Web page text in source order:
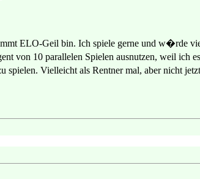
ELO-Geil bin. Ich spiele gerne und w�rde
10 parallelen Spielen ausnutzen, weil ich
Vielleicht als Rentner mal, aber nicht